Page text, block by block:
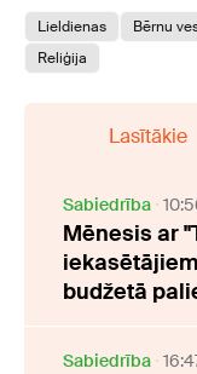
Lieldienas Bērnu
Reliģija
Lasītākie
Sabiedrība
Mēnesis ar
budžetā
Sabiedrība